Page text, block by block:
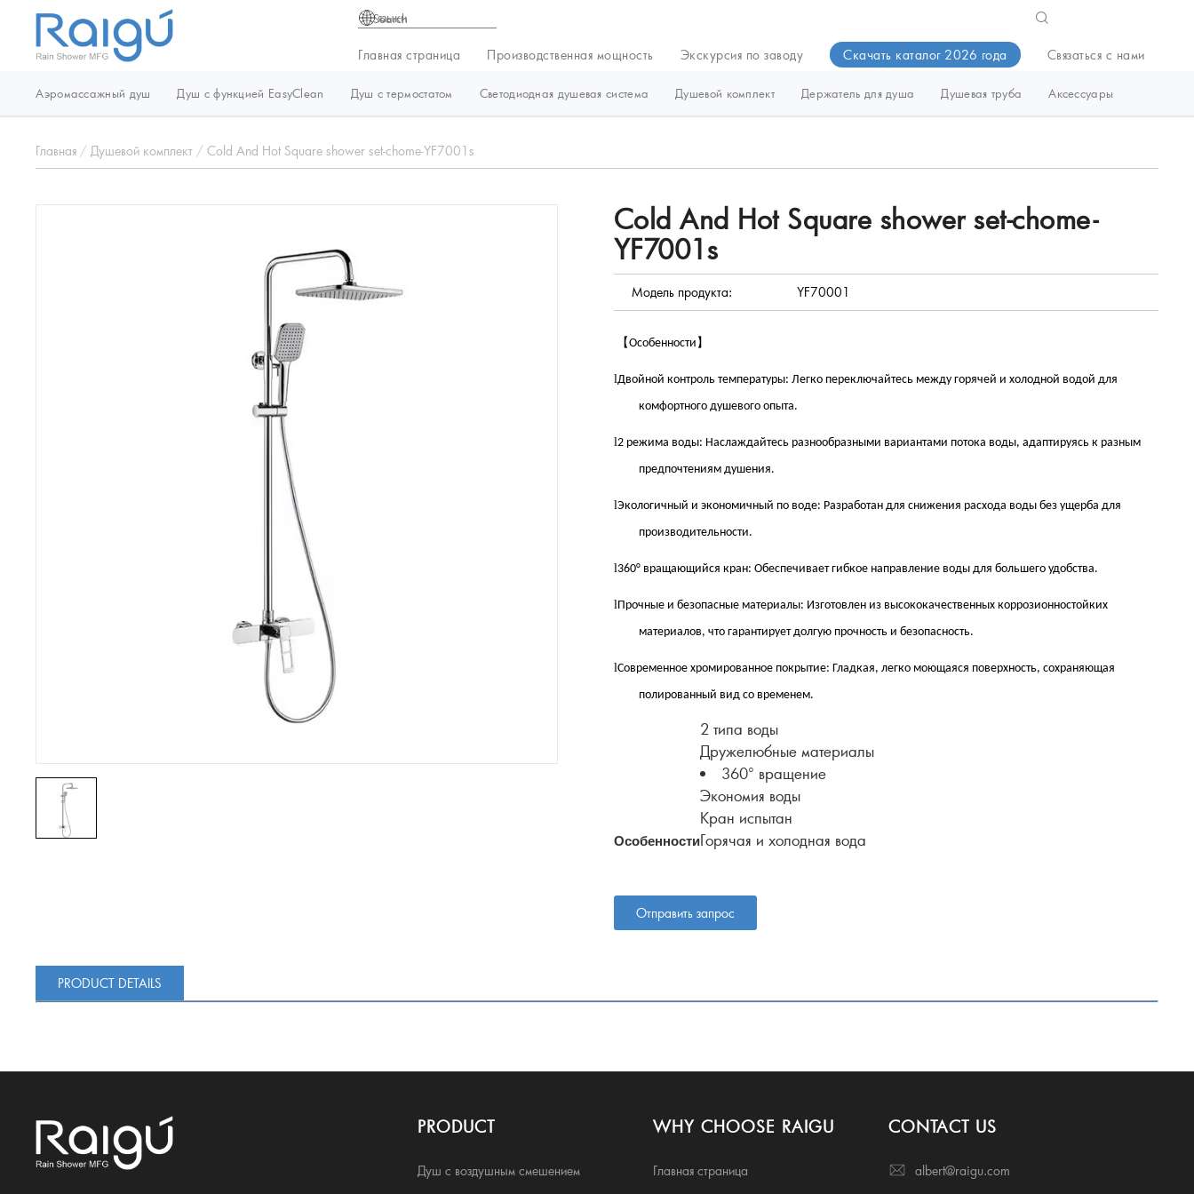
языки
Главная страница Производственная мощность Экскурсия по заводу Скачать каталог 2026 года Связаться с нами
Аэромассажный душ Душ с функцией EasyClean Душ с термостатом Светодиодная душевая система Душевой комплект Держатель для душа Душевая труба Аксессуары
Главная /Душевой комплект /Cold And Hot Square shower set-chome-YF7001s
Cold And Hot Square shower set-chome-
YF7001s
Модель продукта: YF70001
【Особенности 】
lДвойной контроль температуры: Легко переключайтесь между горячей и холодной водой для
комфортного душевого опыта.
l2 режима воды: Наслаждайтесь разнообразными вариантами потока воды, адаптируясь к разным
предпочтениям душения.
lЭкологичный и экономичный по воде: Разработан для снижения расхода воды без ущерба для
производительности.
l360° вращающийся кран: Обеспечивает гибкое направление воды для большего удобства.
lПрочные и безопасные материалы: Изготовлен из высококачественных коррозионностойких
материалов, что гарантирует долгую прочность и безопасность.
lСовременное хромированное покрытие: Гладкая, легко моющаяся поверхность, сохраняющая
полированный вид со временем.
Особенности
2 типа воды
Дружелюбные материалы
360° вращение
Экономия воды
Кран испытан
Горячая и холодная вода
Отправить запрос
PRODUCT DETAILS
PRODUCT
Душ с воздушным смешением
WHY CHOOSE RAIGU
Главная страница
CONTACT US
albert@raigu.com